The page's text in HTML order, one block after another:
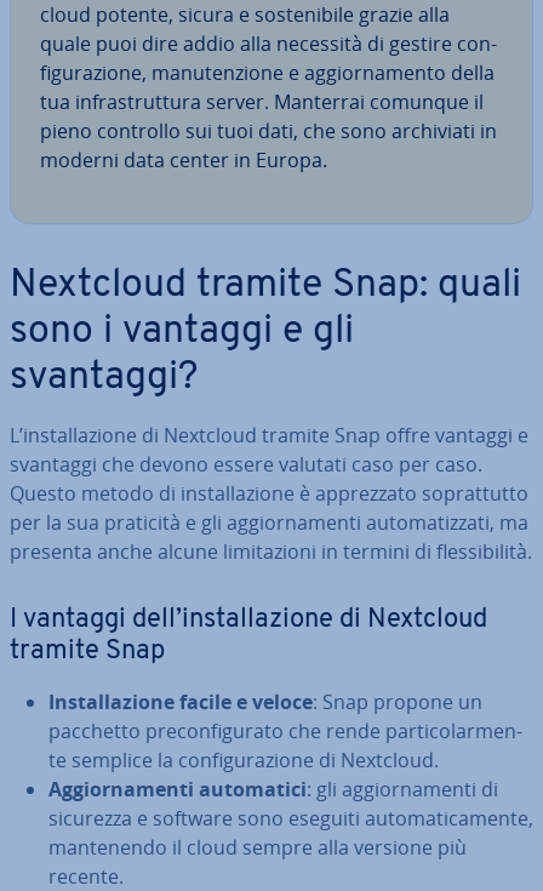
cloud potente, sicura e so­ste­ni­bi­le grazie alla
quale puoi dire addio alla necessità di gestire con­
fi­gu­ra­zio­ne, ma­nu­ten­zio­ne e ag­gior­na­men­to della
tua in­fra­strut­tu­ra server. Manterrai comunque il
pieno controllo sui tuoi dati, che sono ar­chi­via­ti in
moderni data center in Europa.
Nextcloud tramite Snap: quali
sono i vantaggi e gli
svantaggi?
L’in­stal­la­zio­ne di Nextcloud tramite Snap offre vantaggi e
svantaggi che devono essere valutati caso per caso.
Questo metodo di in­stal­la­zio­ne è ap­prez­za­to so­prat­tut­to
per la sua praticità e gli ag­gior­na­men­ti au­to­ma­tiz­za­ti, ma
presenta anche alcune li­mi­ta­zio­ni in termini di fles­si­bi­li­tà.
I vantaggi dell’in­stal­la­zio­ne di Nextcloud
tramite Snap
In­stal­la­zio­ne facile e veloce: Snap propone un
pacchetto pre­con­fi­gu­ra­to che rende par­ti­co­lar­men­
te semplice la con­fi­gu­ra­zio­ne di Nextcloud.
Ag­gior­na­men­ti au­to­ma­ti­ci: gli ag­gior­na­men­ti di
sicurezza e software sono eseguiti au­to­ma­ti­ca­men­te,
man­te­nen­do il cloud sempre alla versione più
recente.